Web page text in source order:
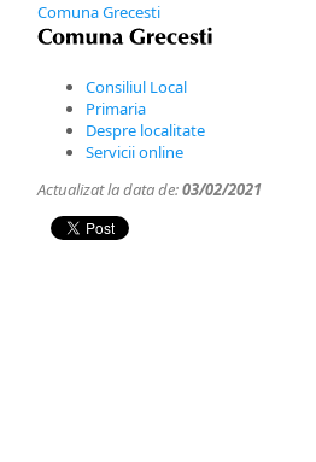
Comuna Grecesti
Comuna Grecesti
Consiliul Local
Primaria
Despre localitate
Servicii online
Actualizat la data de:03/02/2021